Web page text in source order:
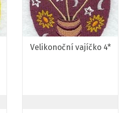
Velikonoční vajíčko 4*